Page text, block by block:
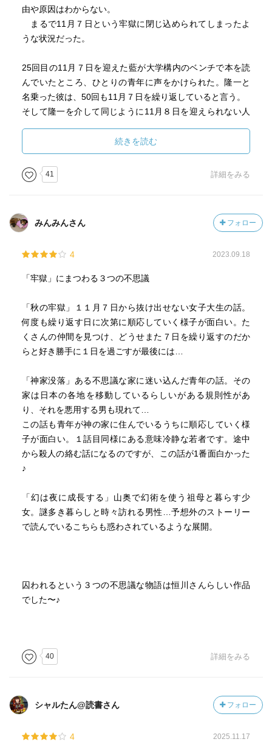
由や原因はわからない。
まるで11月７日という牢獄に閉じ込められてしまったよ
うな状況だった。
25回目の11月７日を迎えた藍が大学構内のベンチで本を読
んでいたところ、ひとりの青年に声をかけられた。隆一と
名乗った彼は、50回も11月７日を繰り返していると言う。
そして隆一を介して同じように11月８日を迎えられない人
( 第１話「秋の牢獄」) ※全３話。
＊ ＊ ＊ ＊ ＊
閉塞感は人間から希望を奪うということをまざまざと感
じさせられる３編でした。
まるで11月７日という牢獄に閉じ込められてしまったよう
な人々を描く、第１話「秋の牢獄」。
に戻る ” ことになります。年も取らず、所持金も減らない
代わりに、希望や意欲はどんどんなくなっていくのです。
日本各地の山野を移動する古民家に閉じ込められてしま
家守として独り古民家を守らねばならない立場になって
しまった男。仙人の実を食べ長寿を手に入れることはでき
りません。繰り返される変化に乏しい日々は牢獄にいるの
夜に成長する」。
文字通り座敷牢に幽閉され、教祖として外部の人間に接
するときは薬物でもって動きを制約される生活を送るリ
爵」の前に自ら身を晒す、第１話の藍。
出に成功するものの、その男が殺人鬼であったことを知
り、良心の呵責に苦しむ、第２話のぼく。
奴隷生活にひたすら耐えることで自分の能力を強大な怪
続きを読む
41 詳細をみる
みんみんさん フォロー
4 2023.09.18
「牢獄」にまつわる３つの不思議
「秋の牢獄」１１月７日から抜け出せない女子大生の話。
何度も繰り返す日に次第に順応していく様子が面白い。た
くさんの仲間を見つけ、どうせまた７日を繰り返すのだか
らと好き勝手に１日を過ごすが最後には…
「神家没落」ある不思議な家に迷い込んだ青年の話。その
家は日本の各地を移動しているらしいがある規則性があ
り、それを悪用する男も現れて…
この話も青年が神の家に住んでいるうちに順応していく様
子が面白い。１話目同様にある意味冷静な若者です。途中
から殺人の絡む話になるのですが、この話が1番面白かった
♪
「幻は夜に成長する」山奥で幻術を使う祖母と暮らす少
女。謎多き暮らしと時々訪れる男性…予想外のストーリー
で読んでいるこちらも惑わされているような展開。
囚われるという３つの不思議な物語は恒川さんらしい作品
でした〜♪
40 詳細をみる
シャルたん@読書さん フォロー
4 2025.11.17